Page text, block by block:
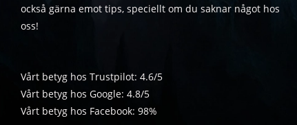
också gärna emot tips, speciellt om du saknar något hos
oss!
Vårt betyg hos Trustpilot: 4.6/5
Vårt betyg hos Google: 4.8/5
Vårt betyg hos Facebook: 98%